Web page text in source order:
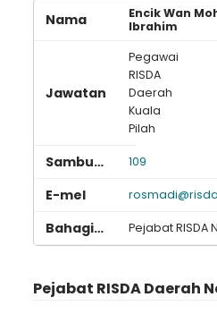
Encik Wan
Ibrahim
Pegawai
RISDA
Daerah
Kuala
Pilah
109
Pejabat RISDA
Pejabat RISDA Daerah